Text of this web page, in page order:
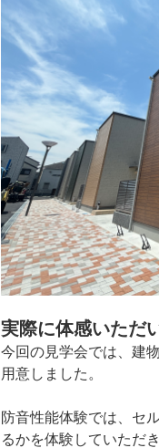
実際に体感いただ
今回の見学会では、建
用意しました。
防音性能体験では、セ
るかを体験していただ